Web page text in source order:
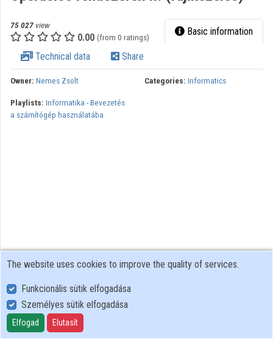
Organization playlists
Organizations
75 027 view
0.00 (from 0 ratings) Basic information
Technical data Share
Owner: Nemes Zsolt Categories: Informatics
Playlists: Informatika - Bevezetés
a számítógép használatába
User Policy
Adatkezelési tájékoztató (en)
Cookie Policy
The website uses cookies to improve the quality of services.
Funkcionális sütik elfogadása
Személyes sütik elfogadása
Elfogad Elutasít